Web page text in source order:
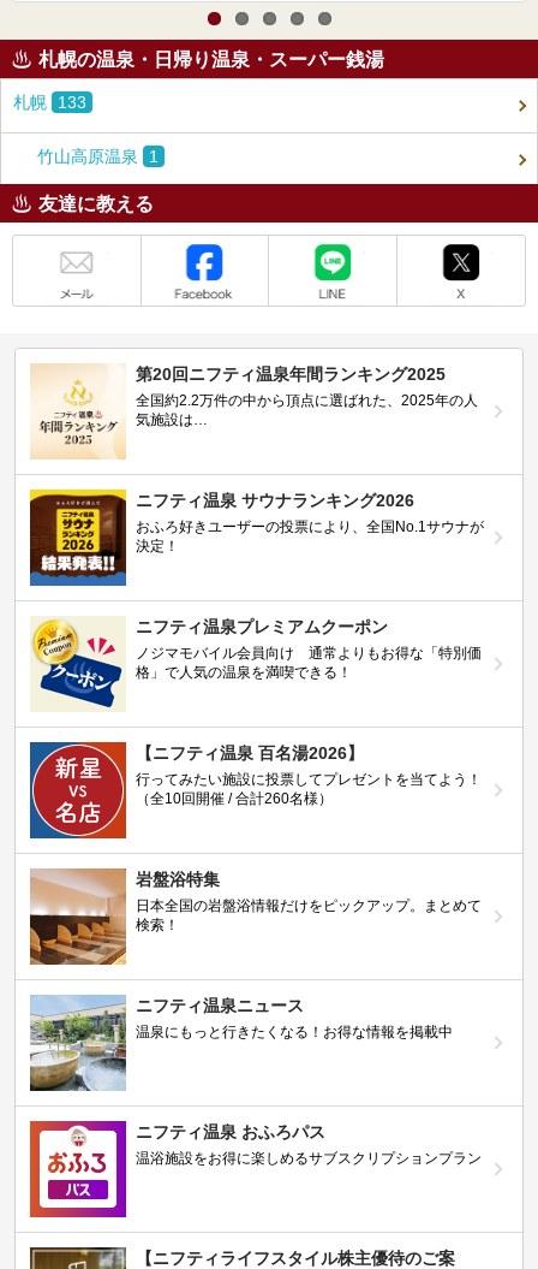
札幌の温泉・日帰り温泉・スーパー銭湯
札幌 133
竹山高原温泉 1
友達に教える
第20回ニフティ温泉年間ランキング2025
全国約2.2万件の中から頂点に選ばれた、2025年の人
気施設は…
ニフティ温泉 サウナランキング2026
おふろ好きユーザーの投票により、全国No.1サウナが
決定！
ニフティ温泉プレミアムクーポン
ノジマモバイル会員向け 通常よりもお得な「特別価
格」で人気の温泉を満喫できる！
【ニフティ温泉 百名湯2026】
行ってみたい施設に投票してプレゼントを当てよう！
（全10回開催 / 合計260名様）
岩盤浴特集
日本全国の岩盤浴情報だけをピックアップ。まとめて
検索！
ニフティ温泉ニュース
温泉にもっと行きたくなる！お得な情報を掲載中
ニフティ温泉 おふろパス
温浴施設をお得に楽しめるサブスクリプションプラン
【ニフティライフスタイル株主優待のご案